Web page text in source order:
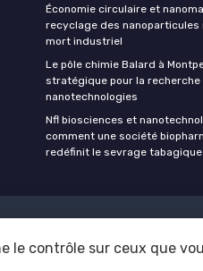
Économie circulaire et
recyclage des nanoparticules
mort industriel
Le pôle chimie Balard à
stratégique pour la recherche
nanotechnologies
Nfl biosciences et
comment une société
redéfinit le sevrage tabagique
© Nanotech
le contrôle sur ceux que